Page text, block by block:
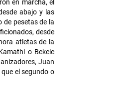
en marcha, el
abajo y las
de pesetas de la
desde
atletas de la
o Bekele
Juan
el segundo o